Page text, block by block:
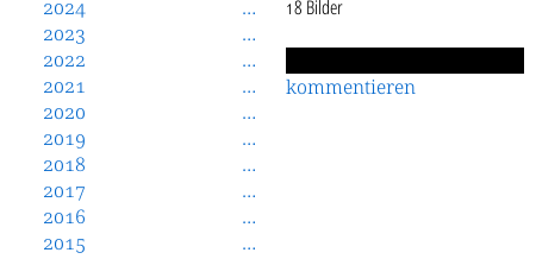
18 Bilder
kommentieren
2024
2023
2022
2021
2020
2019
2018
2017
2016
2015